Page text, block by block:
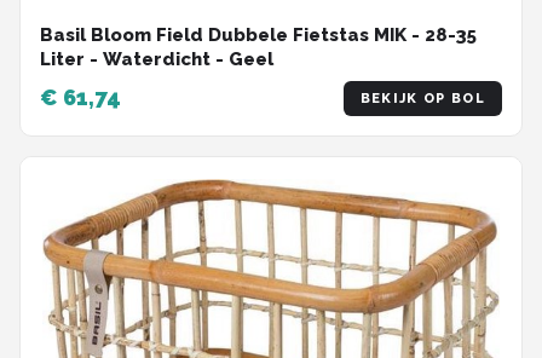
Basil Bloom Field Dubbele Fietstas MIK - 28-35
Liter - Waterdicht - Geel
€ 61,74 BEKIJK OP BOL